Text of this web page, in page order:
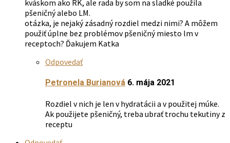
kváskom ako RK, ale rada by som na sladké použila
pšeničný alebo LM.
otázka, je nejaký zásadný rozdiel medzi nimi? A môžem
použiť úplne bez problémov pšeničný miesto lm v
receptoch? Ďakujem Katka
Odpovedať
Petronela Burianová 6. mája 2021
Rozdiel v nich je len v hydratácii a v použitej múke.
Ak použijete pšeničný, treba ubrať trochu tekutiny z
receptu